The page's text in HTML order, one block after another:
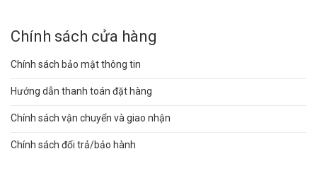
Chính sách cửa hàng
Chính sách bảo mật thông tin
Hướng dẫn thanh toán đặt hàng
Chính sách vận chuyển và giao nhận
Chính sách đổi trả/bảo hành